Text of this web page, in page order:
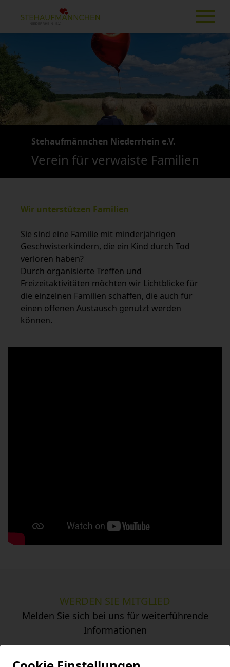
Stehaufmännchen Niederrhein e.V.
Verein für verwaiste Familien
Wir unterstützen Familien
Sie sind eine Familie mit minderjährigen
Geschwisterkindern, die ein Kind durch Tod
verloren haben?
Durch organisierte Treffen und
Freizeitaktivitäten möchten wir Lichtblicke für
die einzelnen Familien schaffen, die auch für
einen offenen Austausch genutzt werden
können.
WERDEN SIE MITGLIED
Melden Sie sich bei uns für weiterführende
Informationen